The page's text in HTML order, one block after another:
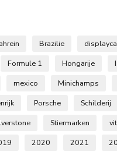
Brazilie
Formule 1 Hongarije
mexico Minichamps
Porsche
Schilderij
Stiermarken
2020 2021